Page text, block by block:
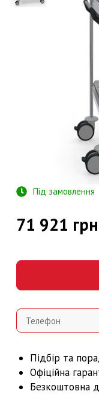
Під замовлення
71 921 грн
Підбір та
Офіційна
Безкоштовна